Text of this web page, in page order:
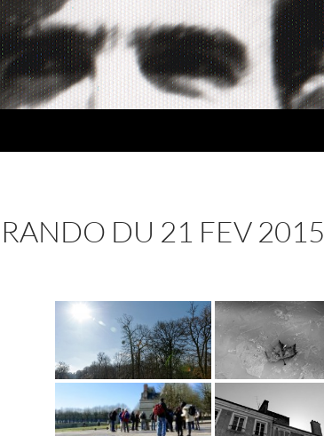
RANDO DU 21 FEV 2015